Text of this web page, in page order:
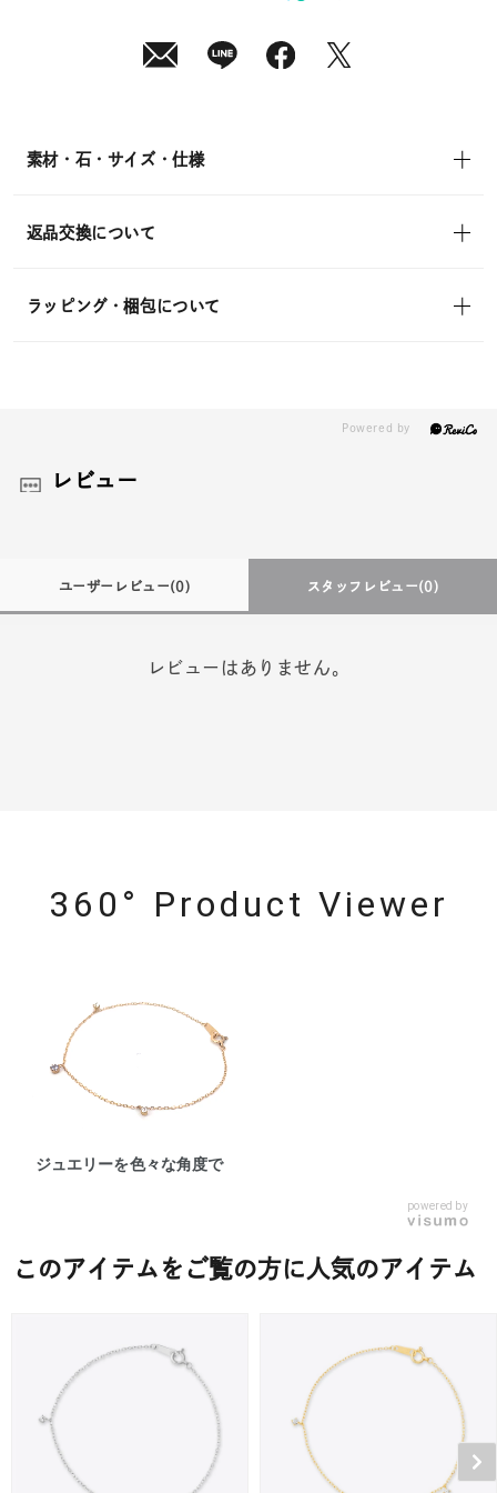
素材・石・サイズ・仕様
返品交換について
ラッピング・梱包について
レビュー
ユーザーレビュー(0) スタッフレビュー(0)
レビューはありません。
360° Product Viewer
ジュエリーを色々な角度で
powered by
このアイテムをご覧の方に人気のアイテム